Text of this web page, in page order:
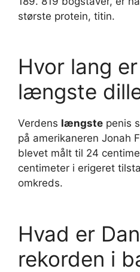
største protein, titin.
Hvor lang
længste
Verdens længste penis
på amerikaneren Jonah
blevet målt til 24
centimeter i erigeret
omkreds.
Hvad er
rekorden i